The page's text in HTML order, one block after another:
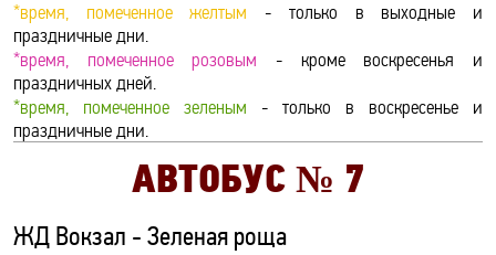
*время, помеченное желтым - только в выходные и
праздничные дни.
*время, помеченное розовым - кроме воскресенья и
праздничных дней.
*время, помеченное зеленым - только в воскресенье и
праздничные дни.
АВТОБУС № 7
ЖД Вокзал - Зеленая роща